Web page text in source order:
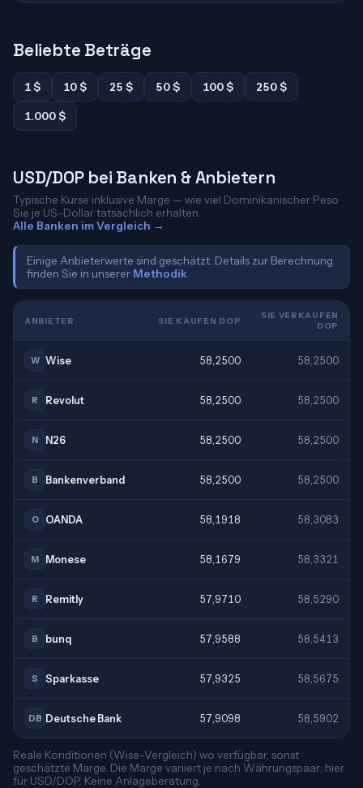
Beliebte Beträge
1 $ 10 $ 25 $ 50 $ 100 $
250 $
1.000 $
USD/DOP bei Banken & Anbietern
Typische Kurse inklusive Marge — wie viel Dominikanischer Peso
Sie je US-Dollar tatsächlich erhalten.
Alle Banken im Vergleich →
Einige Anbieterwerte sind geschätzt. Details zur Berechnung
finden Sie in unserer Methodik
ANBIETER SIE KAUFEN DOP
SIE VERKAUFEN
DOP
W Wise 58,2500 58,2500
R Revolut 58,2500 58,2500
N N26 58,2500 58,2500
B Bankenverband 58,2500 58,2500
O OANDA 58,1918 58,3083
M Monese 58,1679 58,3321
R Remitly 57,9710 58,5290
B bunq 57,9588 58,5413
S Sparkasse 57,9325 58,5675
DB Deutsche Bank 57,9098 58,5902
Reale Konditionen (Wise-Vergleich) wo verfügbar, sonst
geschätzte Marge. Die Marge variiert je nach Währungspaar; hier
für USD/DOP. Keine Anlageberatung.